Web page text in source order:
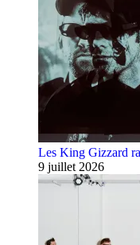
Les King Gizzard
9 juillet 2026